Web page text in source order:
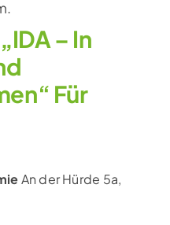
– In
Für
An der Hürde 5a,